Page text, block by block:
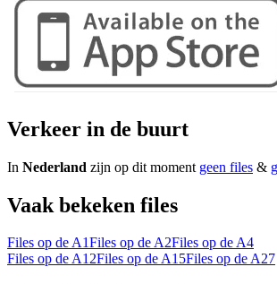
Verkeer in de buurt
In Nederland zijn op dit moment geen files &
Vaak bekeken files
Files op de A1Files op de A2Files op de A4
Files op de A12Files op de A15Files op de A27